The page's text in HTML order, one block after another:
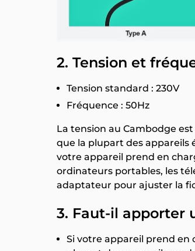
2. Tension et
Tension standard : 230V
Fréquence : 50Hz
La tension au Cambodge
que la plupart des appareils
votre appareil prend en
ordinateurs portables, les
adaptateur pour ajuster la
3. Faut-il apporter
Si votre appareil prend en